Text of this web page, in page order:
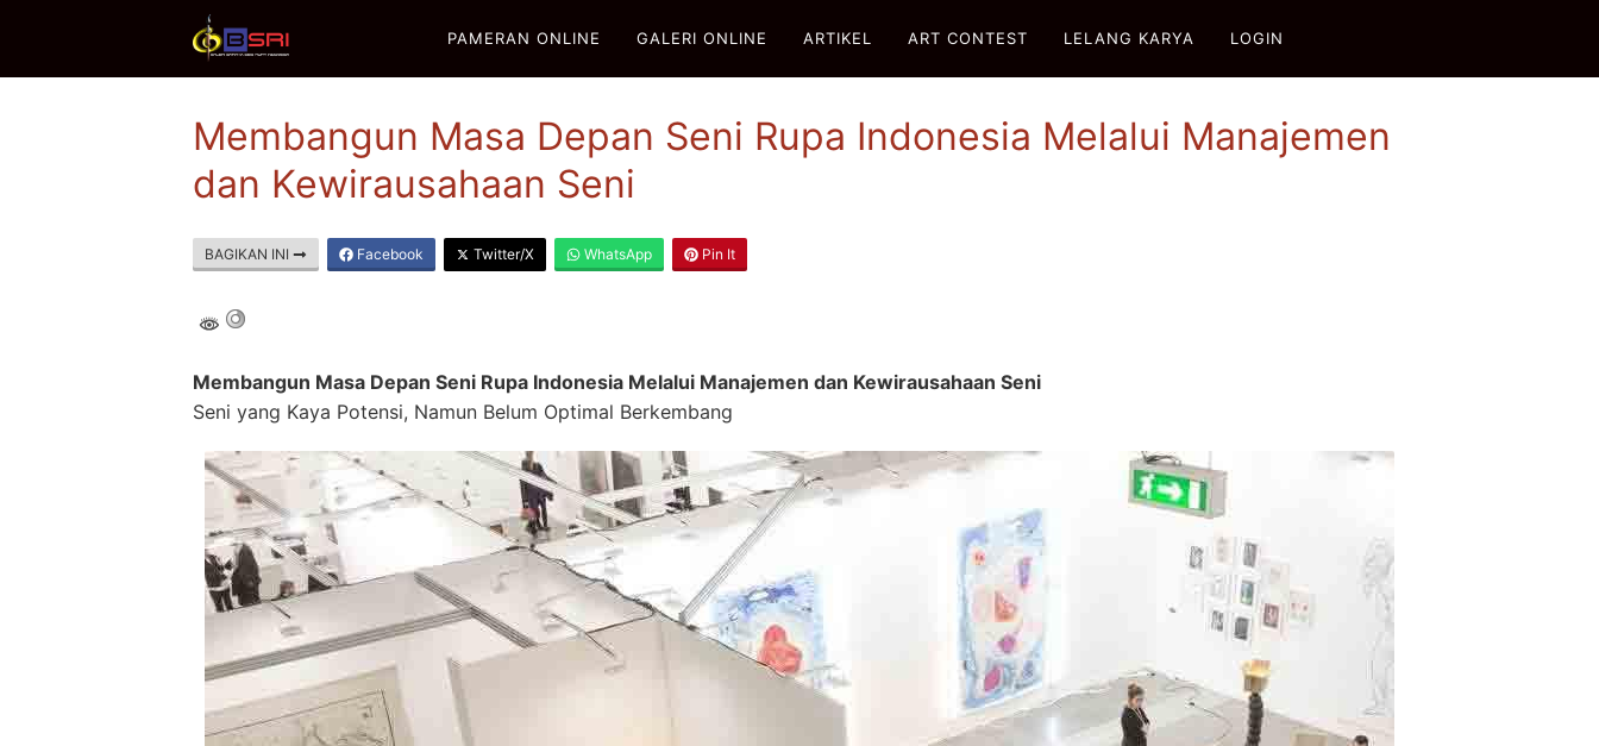
konten
PAMERAN ONLINE GALERI ONLINE ARTIKEL ART CONTEST LELANG KARYA LOGIN
Membangun Masa Depan Seni Rupa Indonesia Melalui Manajemen
dan Kewirausahaan Seni
BAGIKAN INI Facebook Twitter/X WhatsApp Pin It
Membangun Masa Depan Seni Rupa Indonesia Melalui Manajemen dan Kewirausahaan Seni
Seni yang Kaya Potensi, Namun Belum Optimal Berkembang